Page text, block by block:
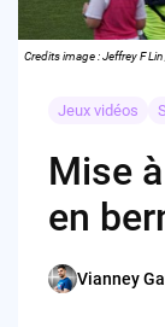
Credits image : Jeffrey F
Jeux vidéos
Mise
en
Posted
Vianney